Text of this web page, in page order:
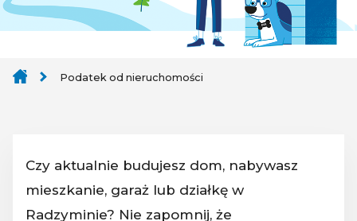
Podatek od nieruchomości
Czy aktualnie budujesz dom, nabywasz
mieszkanie, garaż lub działkę w
Radzyminie? Nie zapomnij, że